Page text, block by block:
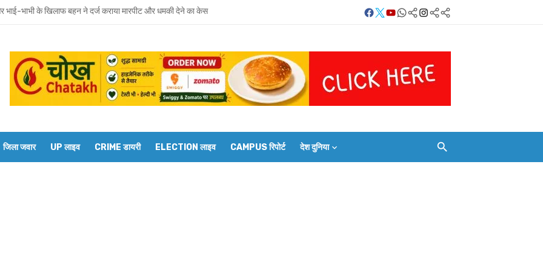
भाभी के खिलाफ बहन ने दर्ज कराया मारपीट और धमकी देने का केस
को होगा उमाशंकर सिंह का अंतिम संस्कार, दुकानें बंद कर व्यापारियों ने दी श्रद्धांजलि
विधानसभा से जुड़े थे उमाशंकर सिंह, पूरे सदन ने की थी जल्द स्वस्थ होने की कामना
भाई मानती थीं मायावती, राखी बांधने से लेकर परिवार को हिम्मत देने तक रहा खास रिश्ता
सिंह का निधन, मायावती ने जताया शोक
Facebook
Twitter
Youtube
Whatsapp
बलिया
लाइव
FOLLOW/JOIN
करें
Instagram
Telegram
जिला जवार UP लाइव CRIME डायरी ELECTION लाइव CAMPUS रिपोर्ट देश दुनिया